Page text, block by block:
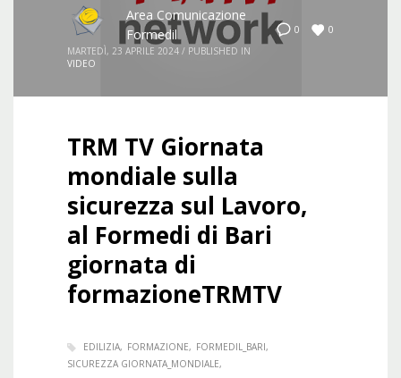
0 0
Area Comunicazione
Formedil
MARTEDÌ, 23 APRILE 2024 / PUBLISHED IN
VIDEO
TRM TV Giornata
mondiale sulla
sicurezza sul Lavoro,
al Formedi di Bari
giornata di
formazioneTRMTV
EDILIZIA FORMAZIONE
FORMEDIL_BARI
SICUREZZA GIORNATA_MONDIALE